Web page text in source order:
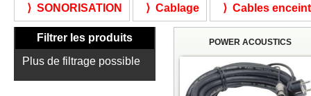
⟩ SONORISATION ⟩ Cablage ⟩ Cables
Filtrer les produits
Plus de filtrage possible
POWER ACOUSTICS